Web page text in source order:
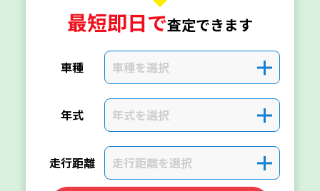
最短即日で査定できます
車種 車種を選択 ＋
年式 年式を選択 ＋
走行距離 走行距離を選択 ＋